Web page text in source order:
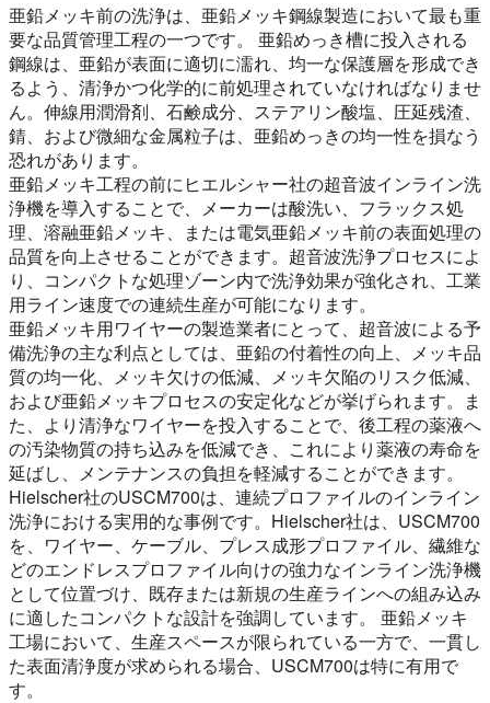
亜鉛メッキ前の洗浄は、亜鉛メッキ鋼線製造において最も重
要な品質管理工程の一つです。 亜鉛めっき槽に投入される
鋼線は、亜鉛が表面に適切に濡れ、均一な保護層を形成でき
るよう、清浄かつ化学的に前処理されていなければなりませ
ん。伸線用潤滑剤、石鹸成分、ステアリン酸塩、圧延残渣、
錆、および微細な金属粒子は、亜鉛めっきの均一性を損なう
恐れがあります。
亜鉛メッキ工程の前にヒエルシャー社の超音波インライン洗
浄機を導入することで、メーカーは酸洗い、フラックス処
理、溶融亜鉛メッキ、または電気亜鉛メッキ前の表面処理の
品質を向上させることができます。超音波洗浄プロセスによ
り、コンパクトな処理ゾーン内で洗浄効果が強化され、工業
用ライン速度での連続生産が可能になります。
亜鉛メッキ用ワイヤーの製造業者にとって、超音波による予
備洗浄の主な利点としては、亜鉛の付着性の向上、メッキ品
質の均一化、メッキ欠けの低減、メッキ欠陥のリスク低減、
および亜鉛メッキプロセスの安定化などが挙げられます。ま
た、より清浄なワイヤーを投入することで、後工程の薬液へ
の汚染物質の持ち込みを低減でき、これにより薬液の寿命を
延ばし、メンテナンスの負担を軽減することができます。
Hielscher社のUSCM700は、連続プロファイルのインライン
洗浄における実用的な事例です。Hielscher社は、USCM700
を、ワイヤー、ケーブル、プレス成形プロファイル、繊維な
どのエンドレスプロファイル向けの強力なインライン洗浄機
として位置づけ、既存または新規の生産ラインへの組み込み
に適したコンパクトな設計を強調しています。 亜鉛メッキ
工場において、生産スペースが限られている一方で、一貫し
た表面清浄度が求められる場合、USCM700は特に有用で
す。